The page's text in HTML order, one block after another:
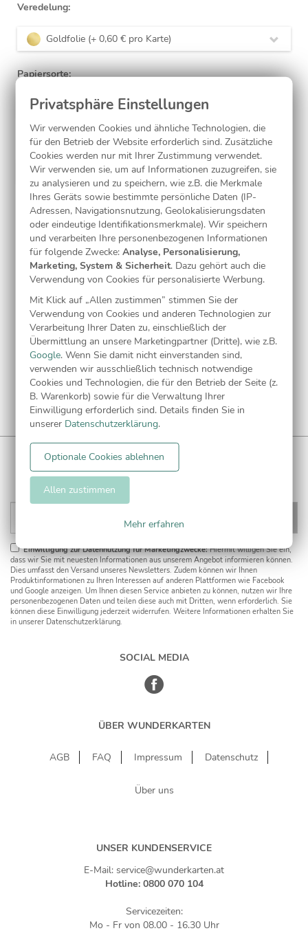
Veredelung:
Goldfolie (+ 0,60 € pro Karte)
Papiersorte:
Mattes Feinstpapier (inkl.)
Laminierung:
ohne(inkl.)
Jetzt gestalten
Kostenlose Musterkarte
Hinweis:Wenn Sie unsere quadratischen Karten einzeln
versenden wollen, verlangt die Post ein erhöhtes Porto.
WUNDERKARTEN NEWSLETTER
Anmelden und5€ Gutschein
Einwilligung zur Datennutzung für Marketingzwecke:Hiermit willigen Sie ein,
dass wir Sie mit neuesten Informationen aus unserem Angebot informieren können.
Dies umfasst den Versand unseres Newsletters. Zudem können wir Ihnen
Produktinformationen zu Ihren Interessen auf anderen Plattformen wie Facebook
und Google anzeigen. Um Ihnen diesen Service anbieten zu können, nutzen wir Ihre
personenbezogenen Daten und teilen diese auch mit Dritten, wenn erforderlich. Sie
können diese Einwilligung jederzeit widerrufen. Weitere Informationen erhalten Sie
in unserer Datenschutzerklärung.
SOCIAL MEDIA
ÜBER WUNDERKARTEN
AGB FAQ Impressum Datenschutz
Über uns
UNSER KUNDENSERVICE
E-Mail: service@wunderkarten.at
Hotline: 0800 070 104
Servicezeiten:
Mo - Fr von 08.00 - 16.30 Uhr
Wir verwenden Cookies und ähnliche Technologien, die
für den Betrieb der Website erforderlich sind. Zusätzliche
Cookies werden nur mit Ihrer Zustimmung verwendet.
Wir verwenden sie, um auf Informationen zuzugreifen, sie
zu analysieren und zu speichern, wie z.B. die Merkmale
Ihres Geräts sowie bestimmte persönliche Daten (IP-
Adressen, Navigationsnutzung, Geolokalisierungsdaten
oder eindeutige Identifikationsmerkmale). Wir speichern
und verarbeiten Ihre personenbezogenen Informationen
für folgende Zwecke:Analyse, Personalisierung,
Marketing, System & Sicherheit. Dazu gehört auch die
Verwendung von Cookies für personalisierte Werbung.
Mit Klick auf „Allen zustimmen” stimmen Sie der
Verwendung von Cookies und anderen Technologien zur
Verarbeitung Ihrer Daten zu, einschließlich der
Übermittlung an unsere Marketingpartner (Dritte), wie z.B.
Google. Wenn Sie damit nicht einverstanden sind,
verwenden wir ausschließlich technisch notwendige
Cookies und Technologien, die für den Betrieb der Seite (z.
B. Warenkorb) sowie für die Verwaltung Ihrer
Einwilligung erforderlich sind. Details finden Sie in
unserer Datenschutzerklärung.
Mehr erfahren
Optionale Cookies ablehnen
Allen zustimmen